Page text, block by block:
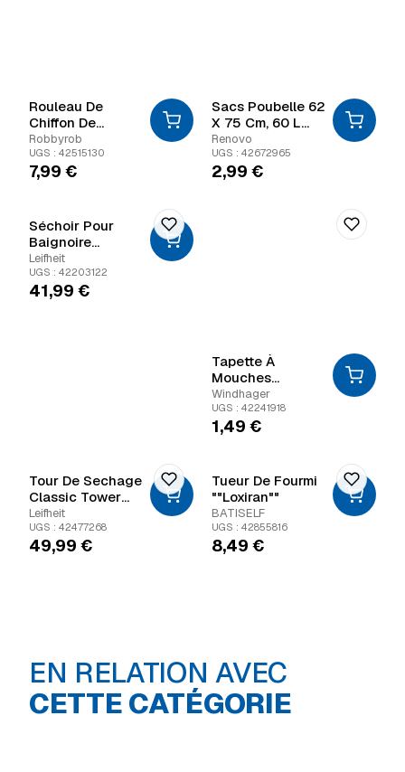
Rouleau De
Chiffon De
Nettoyage
Robbyrob
UGS : 42515130
7,99 €
Sacs Poubelle 62
X 75 Cm, 60 L
Renovo
Renovo
UGS : 42672965
2,99 €
Séchoir Pour
Baignoire
Pegasus V Duo
Leifheit
UGS : 42203122
41,99 €
Tapette À
Mouches
Windhager
Windhager
UGS : 42241918
1,49 €
Tour De Sechage
Classic Tower
340
Leifheit
UGS : 42477268
49,99 €
Tueur De Fourmi
""Loxiran""
BATISELF
UGS : 42855816
8,49 €
EN RELATION AVEC
CETTE CATÉGORIE
Cuisine Décoration